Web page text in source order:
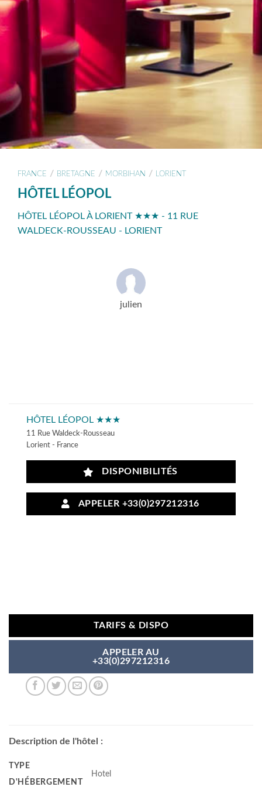
FRANCE / BRETAGNE / MORBIHAN / LORIENT
HÔTEL LÉOPOL
HÔTEL LÉOPOL À LORIENT ★★★ - 11 RUE
WALDECK-ROUSSEAU - LORIENT
julien
HÔTEL LÉOPOL ★★★
11 Rue Waldeck-Rousseau
Lorient - France
DISPONIBILITÉS
APPELER +33(0)297212316
TARIFS & DISPO
APPELER AU
+33(0)297212316
Description de l'hôtel :
TYPE
D'HÉBERGEMENT
Hotel